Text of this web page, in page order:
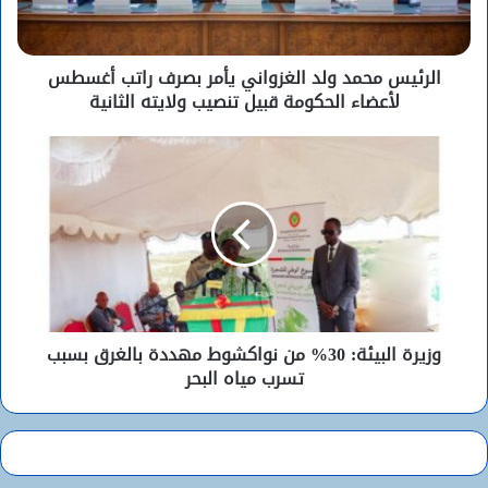
الرئيس محمد ولد الغزواني يأمر بصرف راتب أغسطس
لأعضاء الحكومة قبيل تنصيب ولايته الثانية
وزيرة البيئة: 30% من نواكشوط مهددة بالغرق بسبب
تسرب مياه البحر